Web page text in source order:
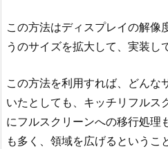
この方法はディスプレイの解像
うのサイズを拡大して、実装し
この方法を利用すれば、どんな
いたとしても、キッチリフルス
にフルスクリーンへの移行処理
も多く、領域を広げるというこ